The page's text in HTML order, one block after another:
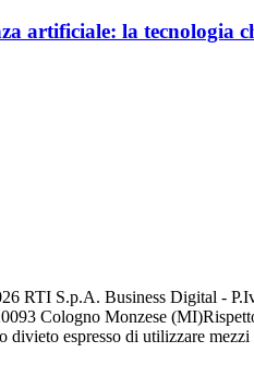
artificiale: la tecnologia
RTI S.p.A. Business Digital -
Cologno Monzese (MI)
divieto espresso di utilizzare